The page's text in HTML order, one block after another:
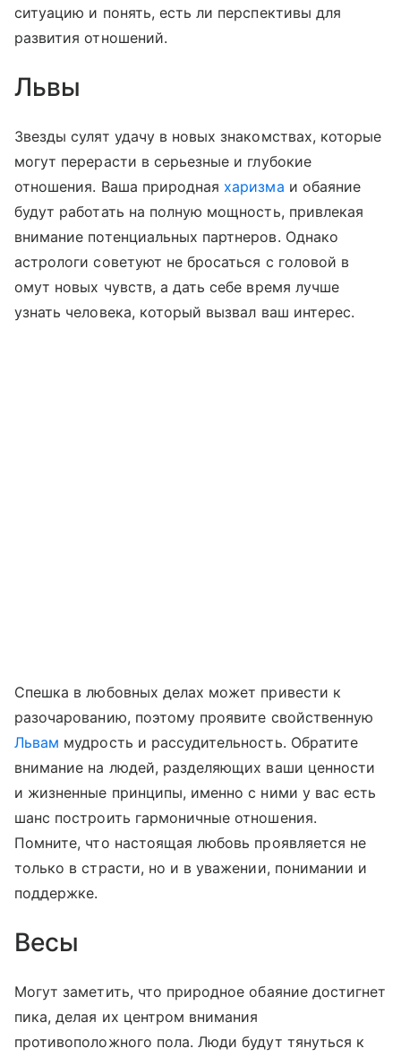
ситуацию и понять, есть ли перспективы для
развития отношений.
Львы
Звезды сулят удачу в новых знакомствах, которые
могут перерасти в серьезные и глубокие
отношения. Ваша природная харизма и обаяние
будут работать на полную мощность, привлекая
внимание потенциальных партнеров. Однако
астрологи советуют не бросаться с головой в
омут новых чувств, а дать себе время лучше
узнать человека, который вызвал ваш интерес.
Спешка в любовных делах может привести к
разочарованию, поэтому проявите свойственную
Львам мудрость и рассудительность. Обратите
внимание на людей, разделяющих ваши ценности
и жизненные принципы, именно с ними у вас есть
шанс построить гармоничные отношения.
Помните, что настоящая любовь проявляется не
только в страсти, но и в уважении, понимании и
поддержке.
Весы
Могут заметить, что природное обаяние достигнет
пика, делая их центром внимания
противоположного пола. Люди будут тянуться к